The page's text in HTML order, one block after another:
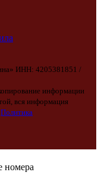
ИНН: 4205381851 /
информации
вся информация
Политика
номера